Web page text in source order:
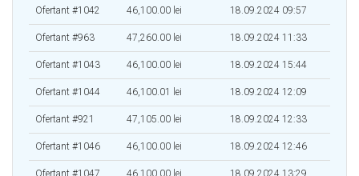
Ofertant #1042 46,100.00 lei 18.09.2024 09:57
Ofertant #963 47,260.00 lei 18.09.2024 11:33
Ofertant #1043 46,100.00 lei 18.09.2024 15:44
Ofertant #1044 46,100.01 lei 18.09.2024 12:09
Ofertant #921 47,105.00 lei 18.09.2024 12:33
Ofertant #1046 46,100.00 lei 18.09.2024 12:46